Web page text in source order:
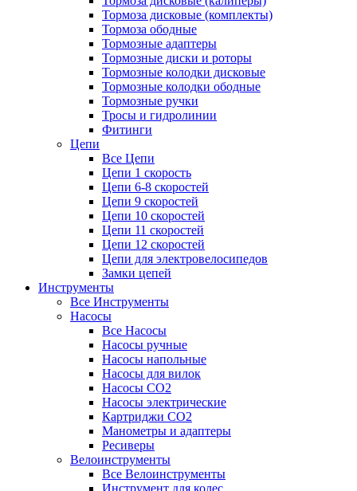
Тормоза дисковые (комплекты)
Тормоза ободные
Тормозные адаптеры
Тормозные диски и роторы
Тормозные колодки дисковые
Тормозные колодки ободные
Тормозные ручки
Тросы и гидролинии
Фитинги
Цепи
Все Цепи
Цепи 1 скорость
Цепи 6-8 скоростей
Цепи 9 скоростей
Цепи 10 скоростей
Цепи 11 скоростей
Цепи 12 скоростей
Цепи для электровелосипедов
Замки цепей
Инструменты
Все Инструменты
Насосы
Все Насосы
Насосы ручные
Насосы напольные
Насосы для вилок
Насосы CO2
Насосы электрические
Картриджи CO2
Манометры и адаптеры
Ресиверы
Велоинструменты
Все Велоинструменты
Инструмент для колес